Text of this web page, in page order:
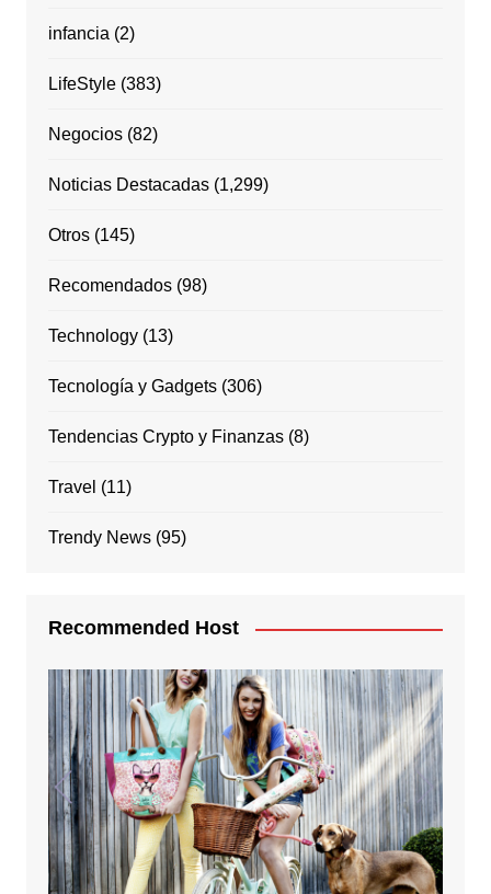
infancia (2)
LifeStyle(383)
Negocios(82)
Noticias Destacadas(1,299)
Otros(145)
Recomendados(98)
Technology(13)
Tecnología y Gadgets(306)
Tendencias Crypto y Finanzas(8)
Travel (11)
Trendy News(95)
Recommended Host